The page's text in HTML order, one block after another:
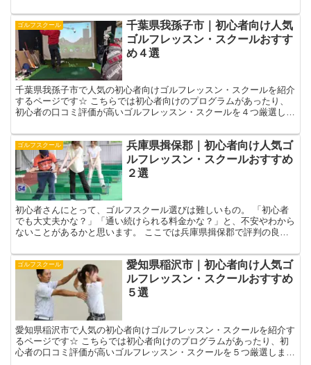
ゴルフスクール
千葉県我孫子市｜初心者向け人気
ゴルフレッスン・スクールおすす
め４選
千葉県我孫子市で人気の初心者向けゴルフレッスン・スクールを紹介
するページです☆ こちらでは初心者向けのプログラムがあったり、
初心者の口コミ評価が高いゴルフレッスン・スクールを４つ厳選しま
ゴルフスクール
兵庫県揖保郡｜初心者向け人気ゴ
ルフレッスン・スクールおすすめ
２選
初心者さんにとって、ゴルフスクール選びは難しいもの。 「初心者
でも大丈夫かな？」「通い続けられる料金かな？」と、不安やわから
ないことがあるかと思います。 ここでは兵庫県揖保郡で評判の良い
ゴルフスクール
愛知県稲沢市｜初心者向け人気ゴ
ルフレッスン・スクールおすすめ
５選
愛知県稲沢市で人気の初心者向けゴルフレッスン・スクールを紹介す
るページです☆ こちらでは初心者向けのプログラムがあったり、初
心者の口コミ評価が高いゴルフレッスン・スクールを５つ厳選しまし